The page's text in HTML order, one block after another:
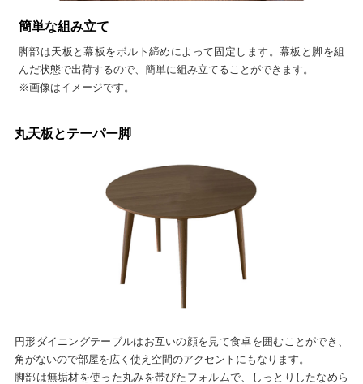
簡単な組み立て
脚部は天板と幕板をボルト締めによって固定します。幕板と脚を組
んだ状態で出荷するので、簡単に組み立てることができます。
※画像はイメージです。
丸天板とテーパー脚
円形ダイニングテーブルはお互いの顔を見て食卓を囲むことができ、
角がないので部屋を広く使え空間のアクセントにもなります。
脚部は無垢材を使った丸みを帯びたフォルムで、しっとりしたなめら